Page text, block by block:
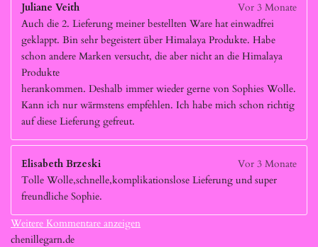
Juliane Veith
Vor 3 Monate
Auch die 2. Lieferung meiner bestellten Ware hat einwadfrei
geklappt. Bin sehr begeistert über Himalaya Produkte. Habe
schon andere Marken versucht, die aber nicht an die Himalaya
Produkte
herankommen. Deshalb immer wieder gerne von Sophies Wolle.
Kann ich nur wärmstens empfehlen. Ich habe mich schon richtig
auf diese Lieferung gefreut.
Elisabeth Brzeski
Vor 3 Monate
Tolle Wolle,schnelle,komplikationslose Lieferung und super
freundliche Sophie.
Weitere Kommentare anzeigen
chenillegarn.de